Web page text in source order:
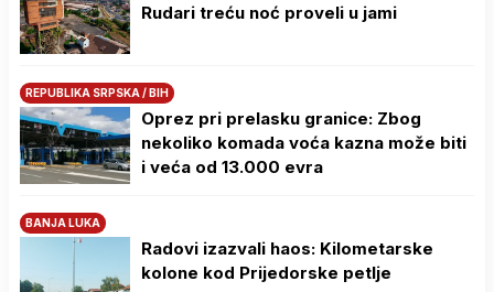
Rudari treću noć proveli u jami
REPUBLIKA SRPSKA / BIH
Oprez pri prelasku granice: Zbog
nekoliko komada voća kazna može biti
i veća od 13.000 evra
BANJA LUKA
Radovi izazvali haos: Kilometarske
kolone kod Prijedorske petlje